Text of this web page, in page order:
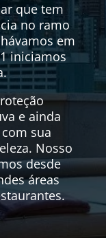
que tem
no ramo
em
iniciamos
e ainda
sua
Nosso
desde
áreas